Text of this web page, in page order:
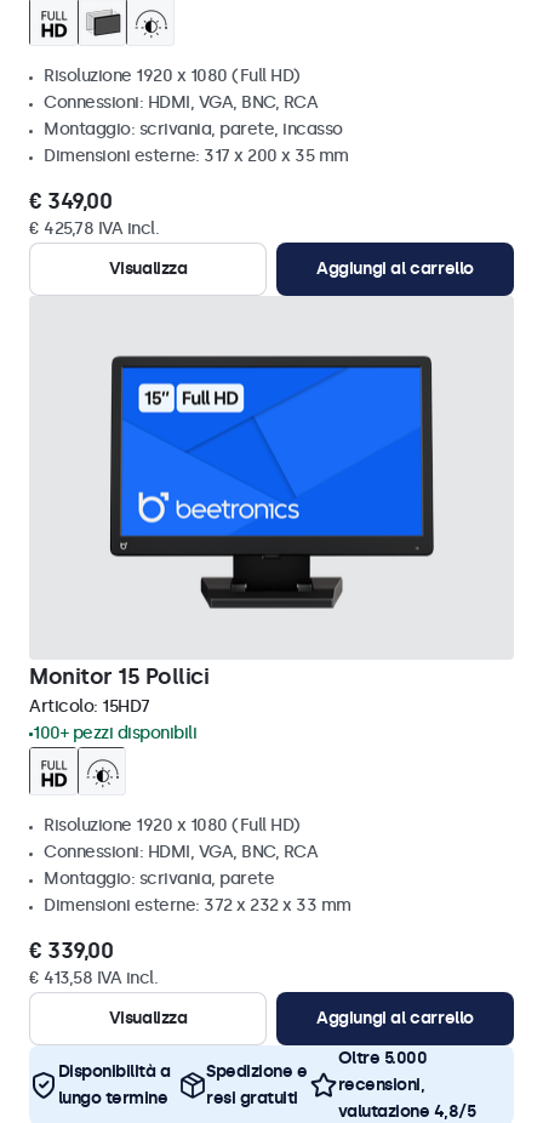
Risoluzione 1920 x 1080 (Full HD)
Connessioni: HDMI, VGA, BNC, RCA
Montaggio: scrivania, parete, incasso
Dimensioni esterne: 317 x 200 x 35 mm
€ 349,00
€ 425,78 IVA incl.
Visualizza
Aggiungi al carrello
Monitor 15 Pollici
Articolo: 15HD7
100+ pezzi disponibili
Risoluzione 1920 x 1080 (Full HD)
Connessioni: HDMI, VGA, BNC, RCA
Montaggio: scrivania, parete
Dimensioni esterne: 372 x 232 x 33 mm
€ 339,00
€ 413,58 IVA incl.
Visualizza
Aggiungi al carrello
Disponibilità a
lungo termine
Spedizione e
resi gratuiti
Oltre 5.000
recensioni,
valutazione 4,8/5